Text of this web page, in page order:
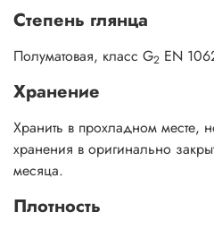
Степень глянца
Полуматовая, класс G2 EN
Хранение
Хранить в прохладном месте,
хранения в оригинально
месяца.
Плотность